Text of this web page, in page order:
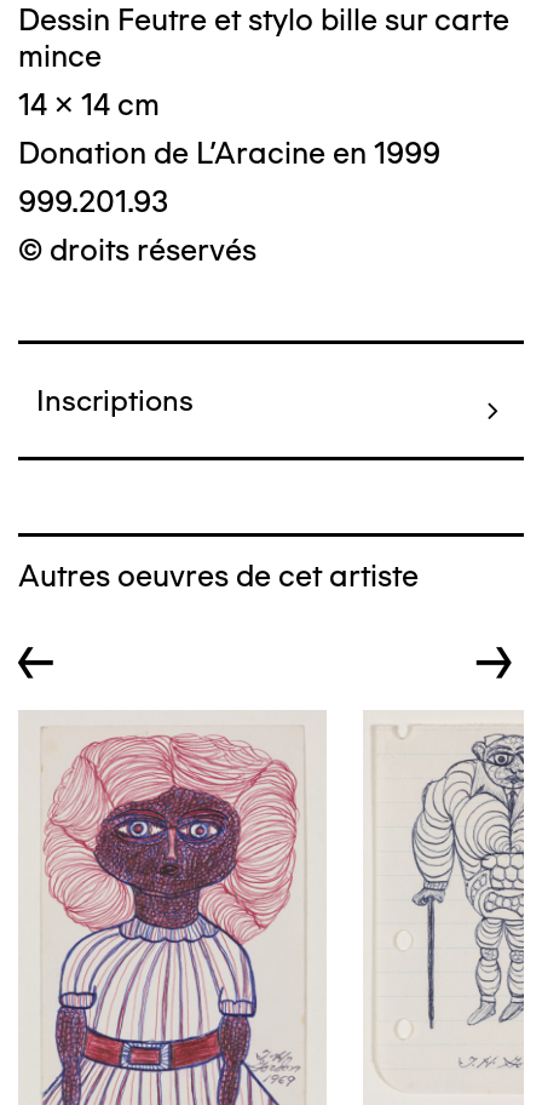
Dessin Feutre et stylo bille sur carte
mince
14 x 14 cm
Donation de L'Aracine en 1999
999.201.93
© droits réservés
Inscriptions
Autres oeuvres de cet artiste
← →